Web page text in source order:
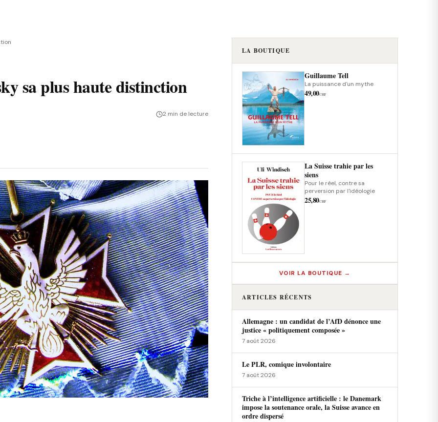
sa plus haute distinction
2 min de lecture
LA BOUTIQUE
Guillaume Tell
La puissance d'un mythe
49,00CHF
La Suisse trahie par les
siens
Pour le réel, contre sa
perversion par l'idéologie
25,80CHF
VOIR LA BOUTIQUE →
ARTICLES RÉCENTS
Allemagne : un candidat de l’AfD dénonce une
justice « politiquement composée »
7 août 2026
Le PLR, comique involontaire
7 août 2026
Triche à l’intelligence artificielle : le Danemark
impose la soutenance orale, la Suisse avance en
ordre dispersé